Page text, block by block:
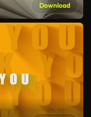
Download